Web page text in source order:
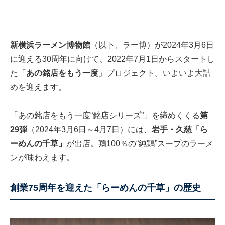
新横浜ラーメン博物館 （以下、ラー博）が2024年3月6日
に迎える30周年に向けて、2022年7月1日からスタートし
た「 あの銘店をもう一度 」プロジェクト。いよいよ大詰
めを迎えます。
「あの銘店をもう一度“銘店シリーズ”」を締めくくる第
29弾 （2024年3月6日～4月7日）には、 岩手・久慈「ら
ーめんの千草」 が出店。鶏100％の“純鶏”スープのラーメ
ンが味わえます。
創業75周年を迎えた「らーめんの千草」の歴史